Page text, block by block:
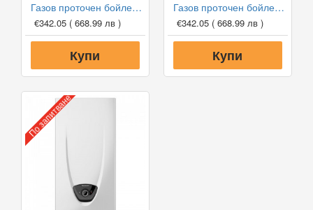
Газов проточен бойлер Ariston FAST EVO X 11 LPG, 19 kW - пропан-бутан
€342.05 ( 668.99 лв )
Купи
Газов проточен бойлер Ariston FAST EVO X 11 NG, 19 kW - метан
€342.05 ( 668.99 лв )
Купи
По запитване